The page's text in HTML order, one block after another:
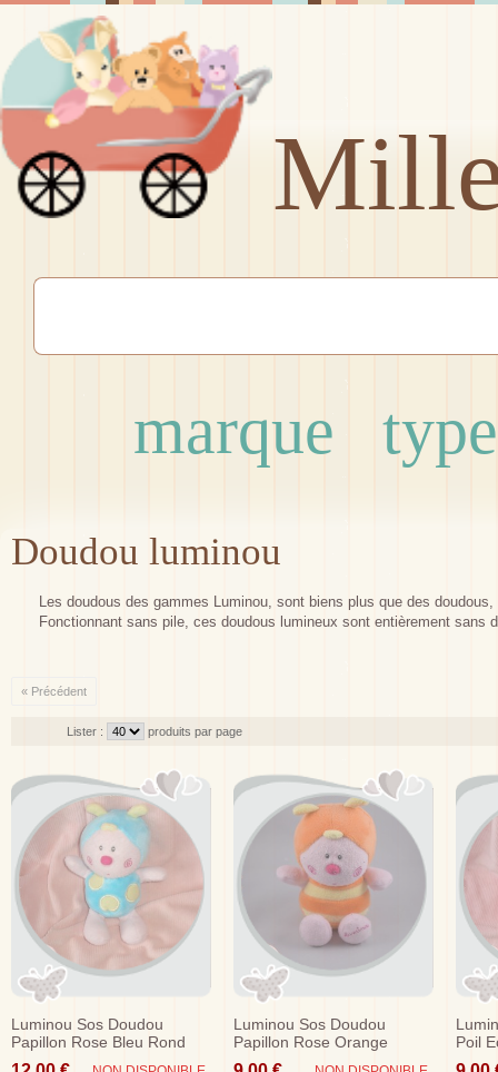
marque type
Doudou luminou
Les doudous des gammes Luminou, sont biens plus que des
Fonctionnant sans pile, ces doudous lumineux sont entièrement sans
« Précédent
Lister : produits par page
Luminou Sos Doudou
Papillon Rose Bleu Rond
Jaune 15 Cm
Luminou Sos Doudou
Papillon Rose Orange
Jaune 15 Cm
Poil